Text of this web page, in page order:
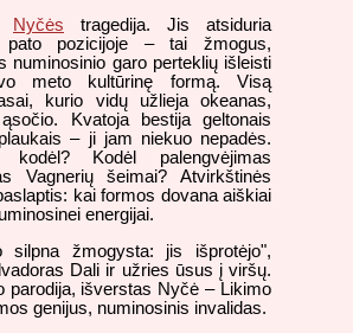
Nyčės tragedija. Jis atsiduria
pato pozicijoje – tai žmogus,
numinosinio garo perteklių išleisti
meto kultūrinę formą. Visą
kurio vidų užlieja okeanas,
Kvatoja bestija geltonais
– ji jam niekuo nepadės.
Kodėl palengvėjimas
Vagnerių šeimai? Atvirkštinės
kai formos dovana aiškiai
energijai.
silpna žmogysta: jis išprotėjo",
Dali ir užries ūsus į viršų.
parodija, išverstas Nyčė – Likimo
genijus, numinosinis invalidas.